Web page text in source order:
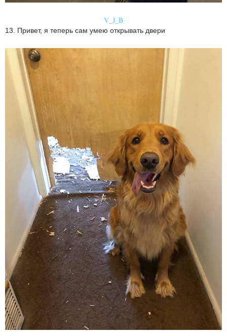
V_J_B
13. Привет, я теперь сам умею открывать двери